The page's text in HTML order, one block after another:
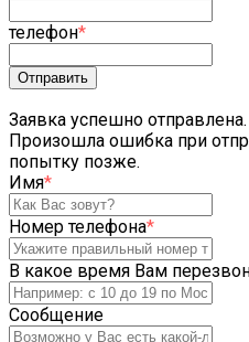
телефон*
Отправить
Заявка успешно отправлена.
Произошла ошибка при
попытку позже.
Имя*
Номер телефона*
В какое время Вам
Сообщение